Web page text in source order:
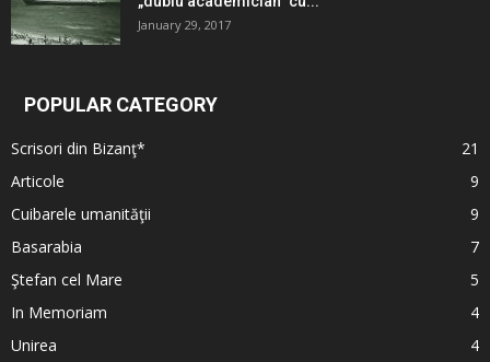
January 29, 2017
POPULAR CATEGORY
Scrisori din Bizanţ*
21
Articole
9
Cuibarele umanităţii
9
Basarabia
7
Ştefan cel Mare
5
In Memoriam
4
Unirea
4